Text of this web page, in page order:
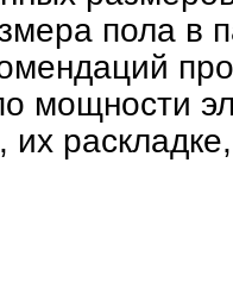
пола в
мощности